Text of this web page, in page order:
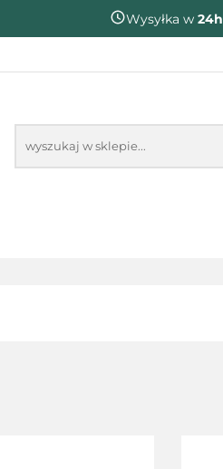
Wysyłka w24h
ROKU SZKOLNEGO